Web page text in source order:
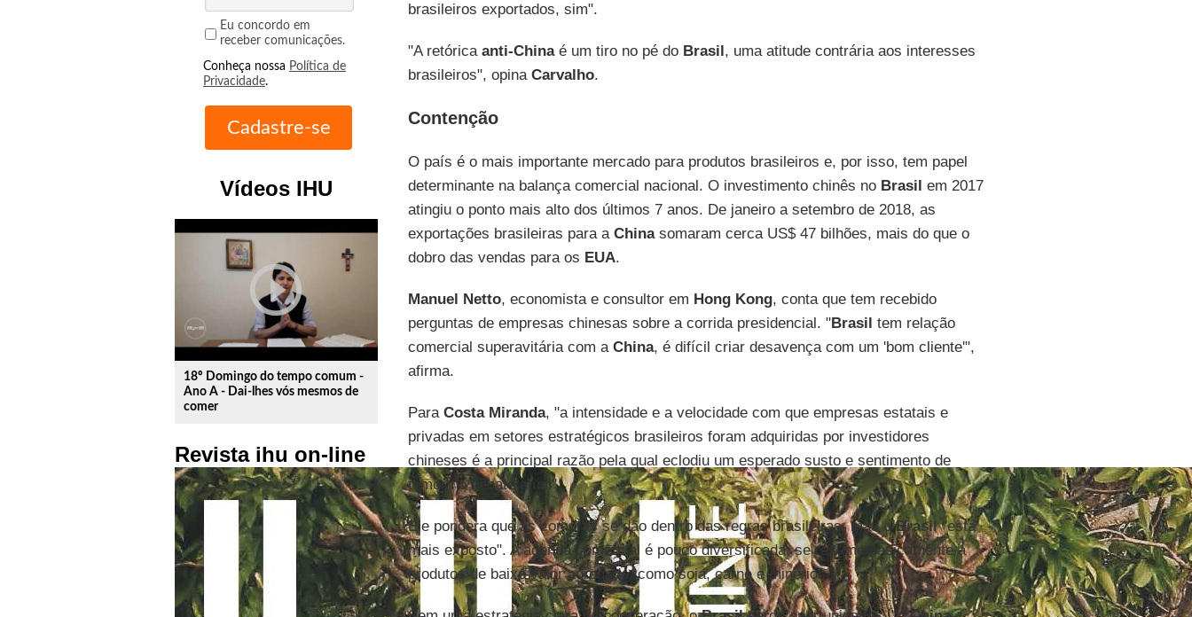
Eu concordo em
receber comunicações.
Conheça nossa Política de
Privacidade.
Vídeos IHU
play_circle_outline
18º Domingo do tempo comum -
Ano A - Dai-lhes vós mesmos de
comer
Revista ihu on-line
brasileiros exportados, sim".
"A retórica anti-Chinaé um tiro no pé do Brasil, uma atitude contrária aos interesses
brasileiros", opina Carvalho.
Contenção
O país é o mais importante mercado para produtos brasileiros e, por isso, tem papel
determinante na balança comercial nacional. O investimento chinês no Brasil em 2017
atingiu o ponto mais alto dos últimos 7 anos. De janeiro a setembro de 2018, as
exportações brasileiras para a Chinasomaram cerca US$ 47 bilhões, mais do que o
dobro das vendas para os EUA.
Manuel Netto, economista e consultor em Hong Kong, conta que tem recebido
perguntas de empresas chinesas sobre a corrida presidencial. "Brasil tem relação
comercial superavitária com a China, é difícil criar desavença com um 'bom cliente'",
afirma.
Para Costa Miranda, "a intensidade e a velocidade com que empresas estatais e
privadas em setores estratégicos brasileiros foram adquiridas por investidores
chineses é a principal razão pela qual eclodiu um esperado susto e sentimento de
temor no debate atual".
Ele pondera que as compras se dão dentro das regras brasileiras, mas oBrasil"está
mais exposto". A agenda comercial é pouco diversificada, se resume basicamente a
produtos de baixo valor agregado, como soja, carne e minérios.